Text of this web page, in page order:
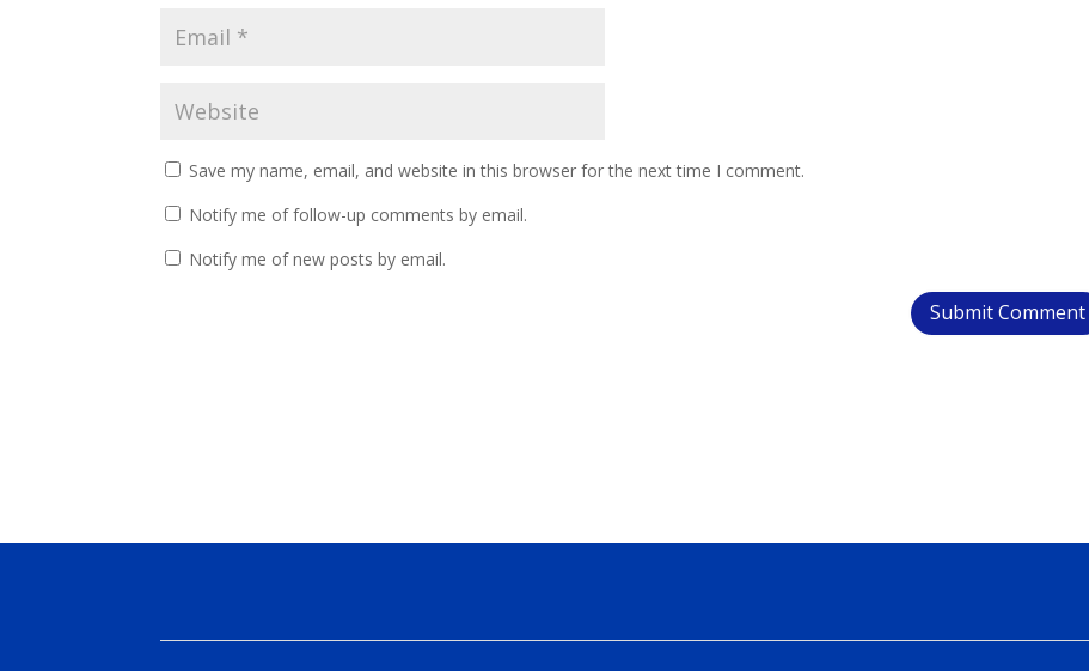
Save my name, email, and website in this browser for the next time I comment.
Notify me of follow-up comments by email.
Notify me of new posts by email.